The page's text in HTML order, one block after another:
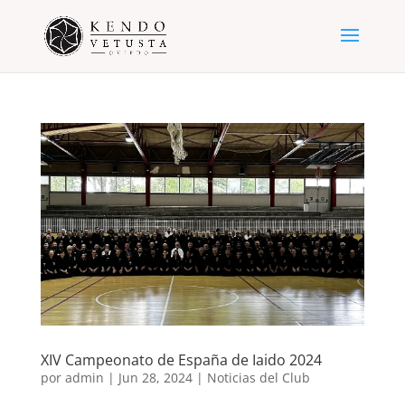
XIV Campeonato de España de Iaido 2024
por admin | Jun 28, 2024| Noticias del Club